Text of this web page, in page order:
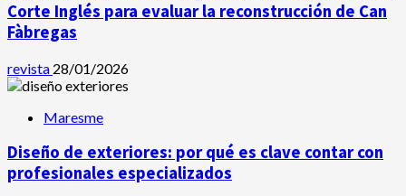
Corte Inglés para evaluar la reconstrucción de Can
Fàbregas
revista 28/01/2026
Maresme
Diseño de exteriores: por qué es clave contar con
profesionales especializados